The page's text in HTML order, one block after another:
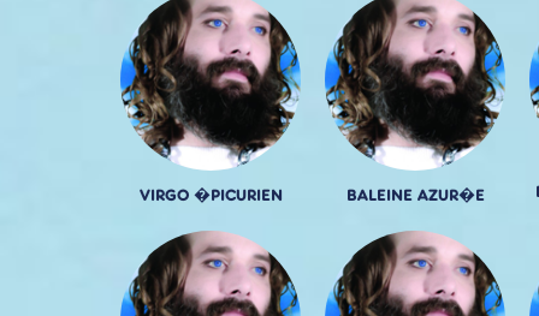
VIRGO �PICURIEN BALEINE AZUR�E